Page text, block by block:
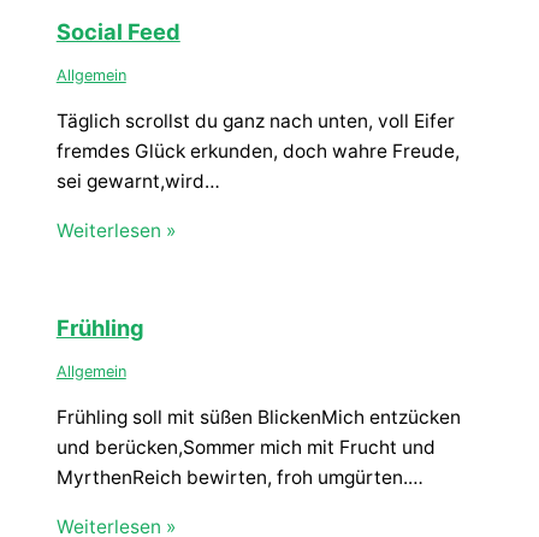
Social Feed
Allgemein
Täglich scrollst du ganz nach unten, voll Eifer
fremdes Glück erkunden, doch wahre Freude,
sei gewarnt,wird…
Weiterlesen »
Frühling
Allgemein
Frühling soll mit süßen BlickenMich entzücken
und berücken,Sommer mich mit Frucht und
MyrthenReich bewirten, froh umgürten.…
Weiterlesen »